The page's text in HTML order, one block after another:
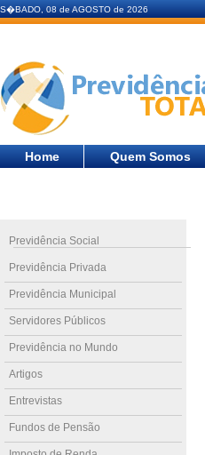
S�BADO, 08 de AGOSTO de 2026
Home Quem Somos
Previdência Social
Previdência Privada
Previdência Municipal
Servidores Públicos
Previdência no Mundo
Artigos
Entrevistas
Fundos de Pensão